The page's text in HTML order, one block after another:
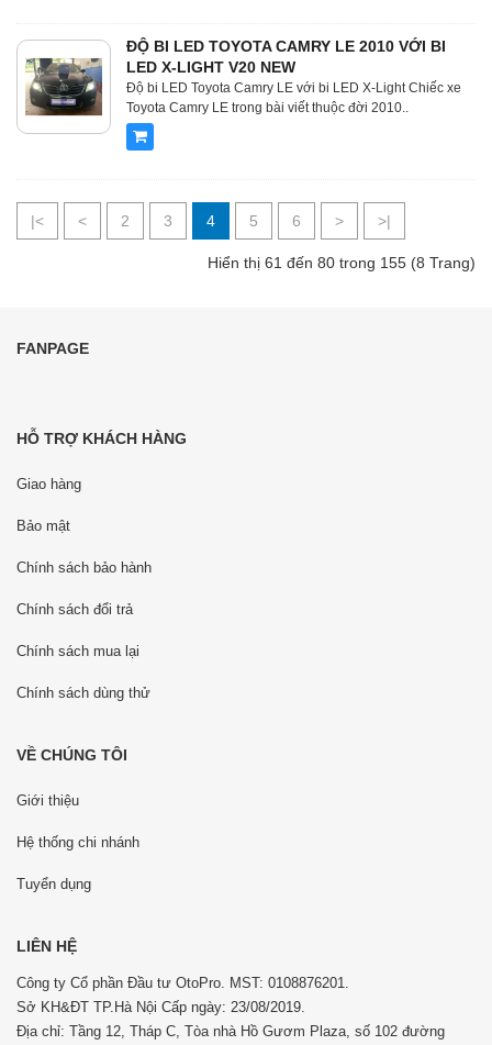
ĐỘ BI LED TOYOTA CAMRY LE 2010 VỚI BI
LED X-LIGHT V20 NEW
Độ bi LED Toyota Camry LE với bi LED X-Light Chiếc xe
Toyota Camry LE trong bài viết thuộc đời 2010..
|< < 2 3 4 5 6 > >|
Hiển thị 61 đến 80 trong 155 (8 Trang)
FANPAGE
HỖ TRỢ KHÁCH HÀNG
Giao hàng
Bảo mật
Chính sách bảo hành
Chính sách đổi trả
Chính sách mua lại
Chính sách dùng thử
VỀ CHÚNG TÔI
Giới thiệu
Hệ thống chi nhánh
Tuyển dụng
LIÊN HỆ
Công ty Cổ phần Đầu tư OtoPro. MST: 0108876201.
Sở KH&ĐT TP.Hà Nội Cấp ngày: 23/08/2019.
Địa chỉ: Tầng 12, Tháp C, Tòa nhà Hồ Gươm Plaza, số 102 đường